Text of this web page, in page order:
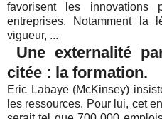
favorisent les
entreprises. Notamment la
vigueur, ...
Une externalité
citée : la formation.
Eric Labaye (McKinsey)
les ressources. Pour lui, cet